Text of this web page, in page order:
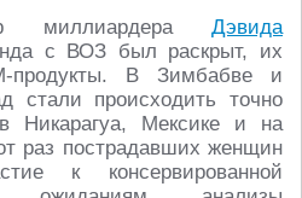
миллиардера Дэвида
с ВОЗ был раскрыт, их
продукты. В Зимбабве и
стали происходить точно
Никарагуа, Мексике и на
раз пострадавших женщин
к консервированной